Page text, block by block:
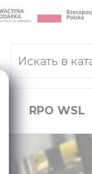
RPO WSL